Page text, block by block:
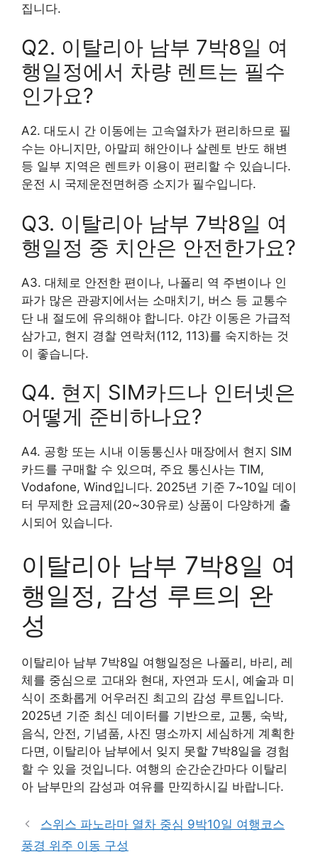
집니다.
Q2. 이탈리아 남부 7박8일 여
행일정에서 차량 렌트는 필수
인가요?
A2. 대도시 간 이동에는 고속열차가 편리하므로 필
수는 아니지만, 아말피 해안이나 살렌토 반도 해변
등 일부 지역은 렌트카 이용이 편리할 수 있습니다.
운전 시 국제운전면허증 소지가 필수입니다.
Q3. 이탈리아 남부 7박8일 여
행일정 중 치안은 안전한가요?
A3. 대체로 안전한 편이나, 나폴리 역 주변이나 인
파가 많은 관광지에서는 소매치기, 버스 등 교통수
단 내 절도에 유의해야 합니다. 야간 이동은 가급적
삼가고, 현지 경찰 연락처(112, 113)를 숙지하는 것
이 좋습니다.
Q4. 현지 SIM카드나 인터넷은
어떻게 준비하나요?
A4. 공항 또는 시내 이동통신사 매장에서 현지 SIM
카드를 구매할 수 있으며, 주요 통신사는 TIM,
Vodafone, Wind입니다. 2025년 기준 7~10일 데이
터 무제한 요금제(20~30유로) 상품이 다양하게 출
시되어 있습니다.
이탈리아 남부 7박8일 여
행일정, 감성 루트의 완
성
이탈리아 남부 7박8일 여행일정은 나폴리, 바리, 레
체를 중심으로 고대와 현대, 자연과 도시, 예술과 미
식이 조화롭게 어우러진 최고의 감성 루트입니다.
2025년 기준 최신 데이터를 기반으로, 교통, 숙박,
음식, 안전, 기념품, 사진 명소까지 세심하게 계획한
다면, 이탈리아 남부에서 잊지 못할 7박8일을 경험
할 수 있을 것입니다. 여행의 순간순간마다 이탈리
아 남부만의 감성과 여유를 만끽하시길 바랍니다.
스위스 파노라마 열차 중심 9박10일 여행코스
풍경 위주 이동 구성